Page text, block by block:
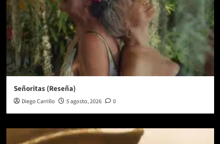
Señoritas (Reseña)
Diego Carrillo 5 agosto, 2026 0